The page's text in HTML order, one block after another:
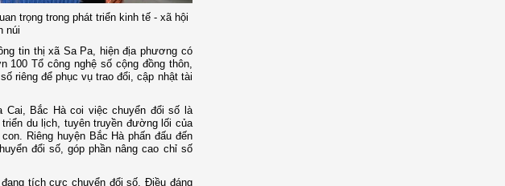
trọng trong phát triển kinh tế - xã hội
núi
tin thị xã Sa Pa, hiện địa phương có
100 Tổ công nghệ số cộng đồng thôn,
riêng để phục vụ trao đổi, cập nhật tài
Cai, Bắc Hà coi việc chuyển đổi số là
du lịch, tuyên truyền đường lối của
Riêng huyện Bắc Hà phấn đấu đến
đổi số, góp phần nâng cao chỉ số
tích cực chuyển đổi số. Điều đáng